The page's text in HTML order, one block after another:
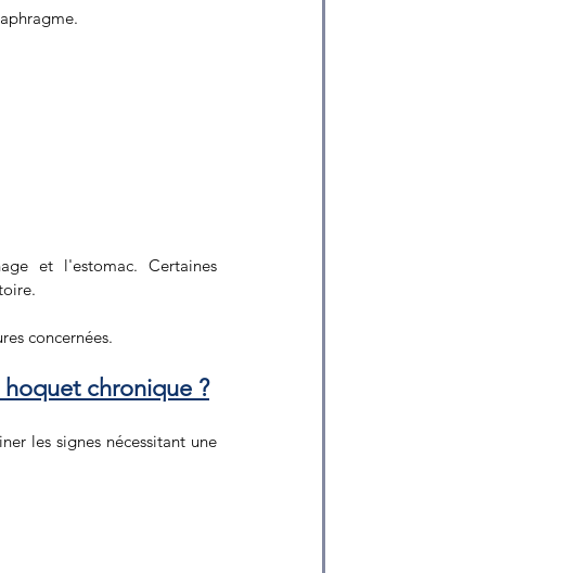
et l'estomac. Certaines
concernées.
chronique ?
les signes nécessitant une